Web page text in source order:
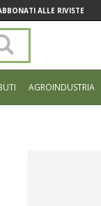
ALLE RIVISTE
sito
AGROINDUSTRIA